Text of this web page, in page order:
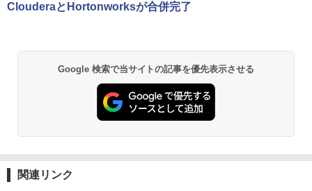
ClouderaとHortonworksが合併完了
Google 検索で当サイトの記事を優先表示させる
関連リンク